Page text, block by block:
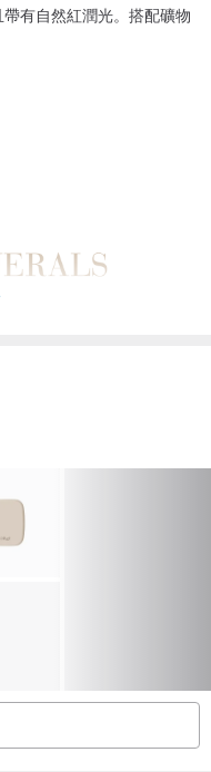
有自然紅潤光。搭配礦物